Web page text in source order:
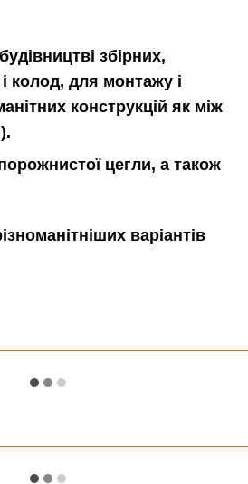
збірних,
колод, для монтажу і
конструкцій як між
цегли, а також
варіантів